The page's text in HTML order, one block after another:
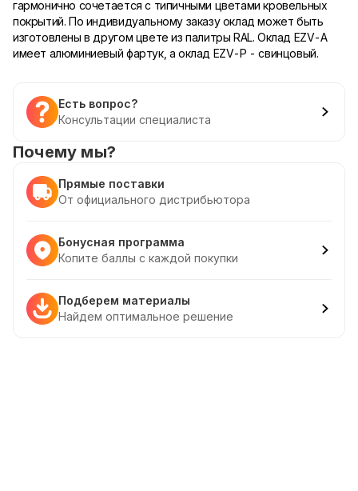
гармонично сочетается с типичными цветами кровельных
покрытий. По индивидуальному заказу оклад может быть
изготовлены в другом цвете из палитры RAL. Оклад EZV-A
имеет алюминиевый фартук, а оклад EZV-P - свинцовый.
Есть вопрос?
Консультации специалиста
Почему мы?
Прямые поставки
От официального дистрибьютора
Бонусная программа
Копите баллы с каждой покупки
Подберем материалы
Найдем оптимальное решение